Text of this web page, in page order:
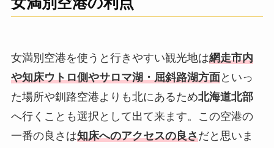
女満別空港を使うと行きやすい観光地は網走市内
や知床ウトロ側やサロマ湖・屈斜路湖方面といっ
た場所や釧路空港よりも北にあるため北海道北部
へ行くことも選択として出て来ます。この空港の
一番の良さは知床へのアクセスの良さだと思いま